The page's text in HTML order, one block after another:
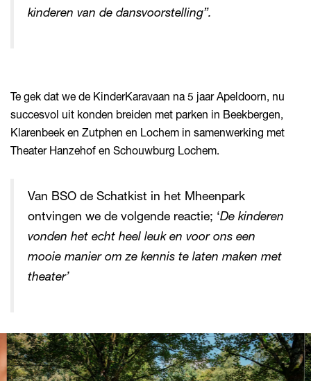
kinderen van de dansvoorstelling”.
Te gek dat we de KinderKaravaan na 5 jaar Apeldoorn, nu
succesvol uit konden breiden met parken in Beekbergen,
Klarenbeek en Zutphen en Lochem in samenwerking met
Theater Hanzehof en Schouwburg Lochem.
Van BSO de Schatkist in het Mheenpark
ontvingen we de volgende reactie; ‘De kinderen
vonden het echt heel leuk en voor ons een
mooie manier om ze kennis te laten maken met
theater’
Overslaan